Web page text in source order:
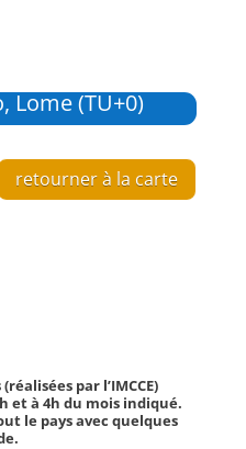
Lome (TU+0)
retourner à la carte
par l’IMCCE)
et à 4h du mois indiqué.
le pays avec quelques